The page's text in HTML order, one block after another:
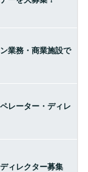
業務・商業施設で
レーター・ディレ
ィレクター募集